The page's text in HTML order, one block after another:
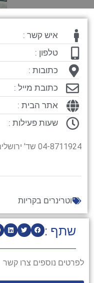
שתף :
לפרטים נוספים צרו קשר
איש קשר :
טלפון :
כתובות :
כתובת מייל :
אתר הבית :
שעות פעילות :
04-8711924 שד' ירושלים 16 קרית ביאליק
וטרינרים בקריות